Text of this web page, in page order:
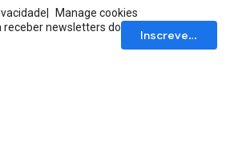
Manage cookies
receber newsletters do
Inscrever-se